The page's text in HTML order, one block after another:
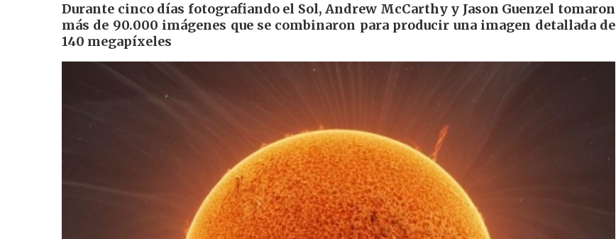
Durante cinco días fotografiando el Sol, Andrew McCarthy y Jason Guenzel tomaron
más de 90.000 imágenes que se combinaron para producir una imagen detallada de
140 megapíxeles